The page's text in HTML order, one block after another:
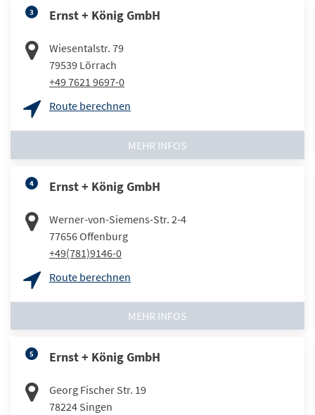
3 Ernst + König GmbH
Wiesentalstr. 79
79539 Lörrach
+49 7621 9697-0
Route berechnen
MEHR INFOS
4 Ernst + König GmbH
Werner-von-Siemens-Str. 2-4
77656Offenburg
+49(781)9146-0
Route berechnen
MEHR INFOS
5 Ernst + König GmbH
Georg Fischer Str. 19
78224 Singen